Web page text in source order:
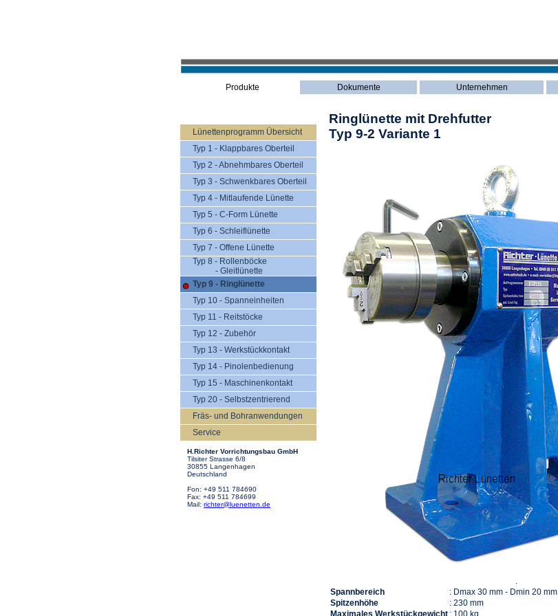
Produkte Dokumente Unternehmen
Lünettenprogramm Übersicht
Typ 1 - Klappbares Oberteil
Typ 2 - Abnehmbares Oberteil
Typ 3 - Schwenkbares Oberteil
Typ 4 - Mitlaufende Lünette
Typ 5 - C-Form Lünette
Typ 6 - Schleiflünette
Typ 7 - Offene Lünette
Typ 8 - Rollenböcke
- Gleitlünette
Typ 9 - Ringlünette
Typ 10 - Spanneinheiten
Typ 11 - Reitstöcke
Typ 12 - Zubehör
Typ 13 - Werkstückkontakt
Typ 14 - Pinolenbedienung
Typ 15 - Maschinenkontakt
Typ 20 - Selbstzentrierend
Fräs- und Bohranwendungen
Service
H.Richter Vorrichtungsbau GmbH
Tilsiter Strasse 6/8
30855 Langenhagen
Deutschland
Fon: +49 511 784690
Fax: +49 511 784699
Mail: richter@luenetten.de
Ringlünette mit Drehfutter
Typ 9-2 Variante 1
.207339
Spannbereich
: Dmax 30 mm - Dmin 20 mm
Spitzenhöhe
: 230 mm
Maximales Werkstückgewicht : 100 kg